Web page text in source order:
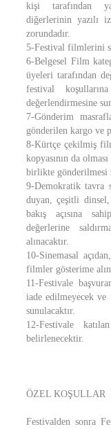
kişi tarafından
diğerlerinin yazılı
zorundadır.
5-Festival filmlerini
6-Belgesel Film
üyeleri tarafından
festival
değerlendirmesine
7-Gönderim
gönderilen kargo ve
8-Kürtçe çekilmiş
kopyasının da
birlikte gönderilmesi
9-Demokratik tavra
duyan, çeşitli
bakış açısına
değerlerine
alınacaktır.
10-Sinemasal
filmler gösterime
11-Festivale
iade edilmeyecek ve
sunulacaktır.
12-Festivale
belirlenecektir.
ÖZEL KOŞULLAR
Festivalden sonra